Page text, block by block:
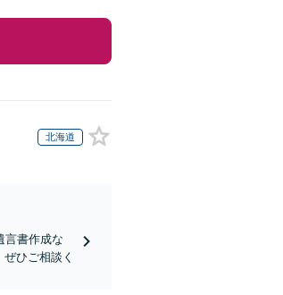
北海道
言書作成な
ひご相談く